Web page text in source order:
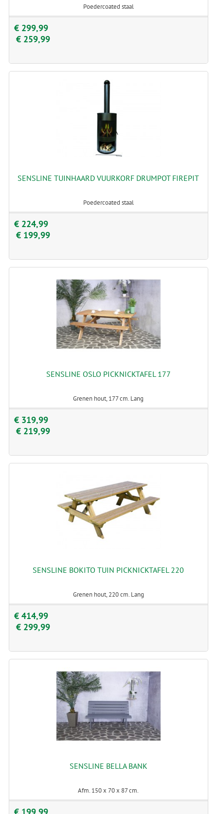
Poedercoated staal
€ 299,99
€ 259,99
SENSLINE TUINHAARD VUURKORF DRUMPOT FIREPIT
Poedercoated staal
€ 224,99
€ 199,99
SENSLINE OSLO PICKNICKTAFEL 177
Grenen hout, 177 cm. Lang
€ 319,99
€ 219,99
SENSLINE BOKITO TUIN PICKNICKTAFEL 220
Grenen hout, 220 cm. Lang
€ 414,99
€ 299,99
SENSLINE BELLA BANK
Afm. 150 x 70 x 87 cm.